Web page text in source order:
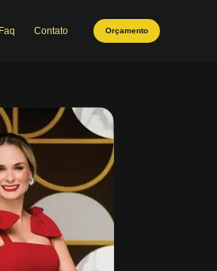
Faq Contato Orçamento